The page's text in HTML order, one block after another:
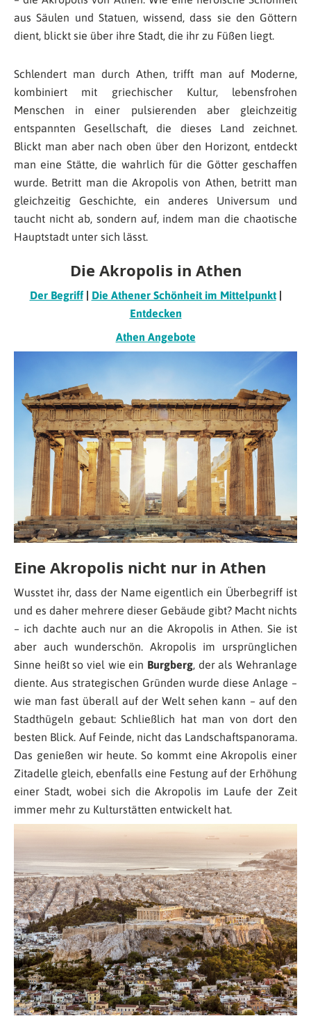
aus Säulen und Statuen, wissend, dass sie den Göttern
dient, blickt sie über ihre Stadt, die ihr zu Füßen liegt.
Schlendert man durch Athen, trifft man auf Moderne,
kombiniert mit griechischer Kultur, lebensfrohen
Menschen in einer pulsierenden aber gleichzeitig
entspannten Gesellschaft, die dieses Land zeichnet.
Blickt man aber nach oben über den Horizont, entdeckt
man eine Stätte, die wahrlich für die Götter geschaffen
wurde. Betritt man die Akropolis von Athen, betritt man
gleichzeitig Geschichte, ein anderes Universum und
taucht nicht ab, sondern auf, indem man die chaotische
Hauptstadt unter sich lässt.
Die Akropolis in Athen
Der Begriff| Die Athener Schönheit im Mittelpunkt|
Entdecken
Athen Angebote
Eine Akropolis nicht nur in Athen
Wusstet ihr, dass der Name eigentlich ein Überbegriff ist
und es daher mehrere dieser Gebäude gibt? Macht nichts
– ich dachte auch nur an die Akropolis in Athen. Sie ist
aber auch wunderschön. Akropolis im ursprünglichen
Sinne heißt so viel wie ein Burgberg, der als Wehranlage
diente. Aus strategischen Gründen wurde diese Anlage –
wie man fast überall auf der Welt sehen kann – auf den
Stadthügeln gebaut: Schließlich hat man von dort den
besten Blick. Auf Feinde, nicht das Landschaftspanorama.
Das genießen wir heute. So kommt eine Akropolis einer
Zitadelle gleich, ebenfalls eine Festung auf der Erhöhung
einer Stadt, wobei sich die Akropolis im Laufe der Zeit
immer mehr zu Kulturstätten entwickelt hat.